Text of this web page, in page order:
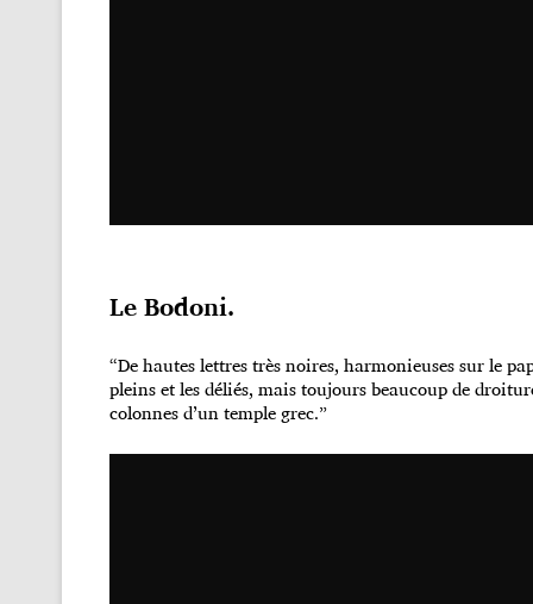
Le Bodoni.
“De hautes lettres très noires, harmonieuses sur le
pleins et les déliés, mais toujours beaucoup de
colonnes d’un temple grec.”